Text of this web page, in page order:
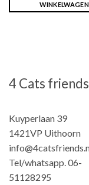
WINKELWAGEN
4 Cats friends
Kuyperlaan 39
1421VP Uithoorn
Tel/whatsapp. 06-
51128295